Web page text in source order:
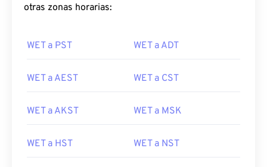
otras zonas horarias:
WET a PST WET a ADT
WET a AEST WET a CST
WET a AKST WET a MSK
WET a HST WET a NST